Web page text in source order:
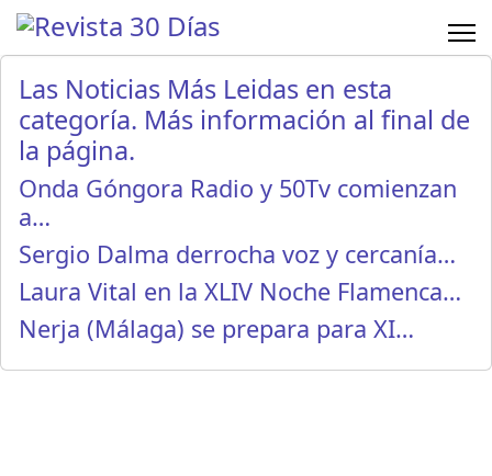
Las Noticias Más Leidas en esta
categoría. Más información al final de
la página.
Onda Góngora Radio y 50Tv comienzan
a…
Sergio Dalma derrocha voz y cercanía…
Laura Vital en la XLIV Noche Flamenca…
Nerja (Málaga) se prepara para XI…